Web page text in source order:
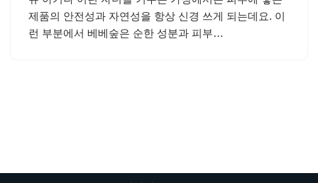
제품의 안전성과 자연성을 항상 신경 쓰게 되는데요. 이
런 부분에서 베베숲은 순한 성분과 피부…